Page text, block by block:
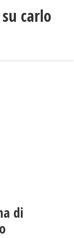
carlo
di